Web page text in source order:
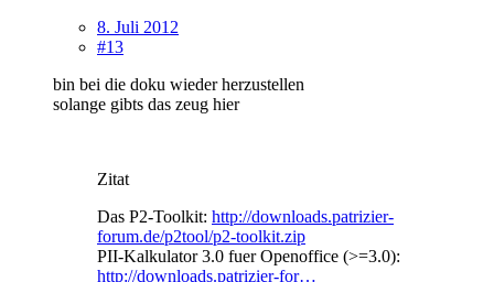
8. Juli 2012
#13
bin bei die doku wieder herzustellen
solange gibts das zeug hier
Zitat
Das P2-Toolkit: http://downloads.patrizier-
forum.de/p2tool/p2-toolkit.zip
PII-Kalkulator 3.0 fuer Openoffice (>=3.0):
http://downloads.patrizier-for…